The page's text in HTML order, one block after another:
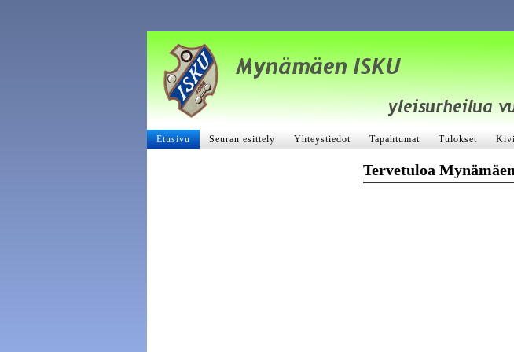
Etusivu Seuran esittely Yhteystiedot Tapahtumat Tulokset
Tervetuloa